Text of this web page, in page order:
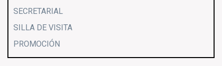
SECRETARIAL
SILLA DE VISITA
PROMOCIÓN